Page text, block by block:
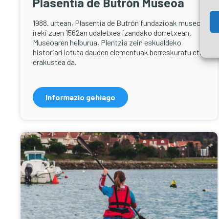
1988. urtean, Plasentia de Butrón fundazioak museoa
ireki zuen 1562an udaletxea izandako dorretxean.
Museoaren helburua, Plentzia zein eskualdeko
historiari lotuta dauden elementuak berreskuratu eta
erakustea da.
Informazio gehiago